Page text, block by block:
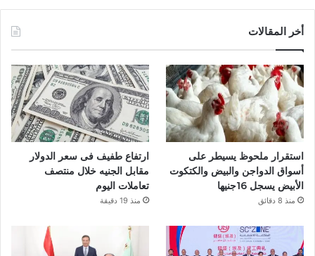
ب
و
ك
أخر المقالات
استقرار ملحوظ يسيطر على
أسواق الدواجن والبيض والكتكوت
الأبيض يسجل 16جنيها
منذ 8 دقائق
ارتفاع طفيف فى سعر الدولار
مقابل الجنيه خلال منتصف
تعاملات اليوم
منذ 19 دقيقة